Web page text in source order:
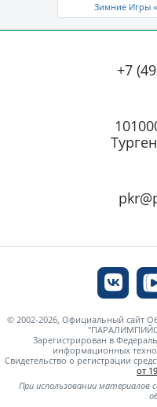
Зимние Игры
+7
© 2002-2026, Официальный сайт
Зарегистрирован в
информационных
Свидетельство о регистрации
от
При использовании материалов